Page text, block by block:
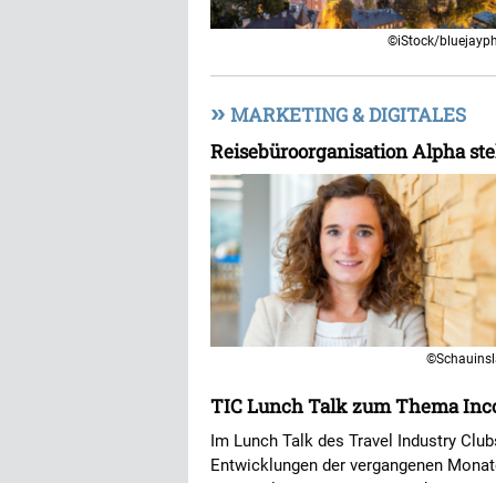
©iStock/
» MARKETING & DIGITALES
Reisebüroorganisation Alpha
TIC Lunch Talk zum Thema
Im Lunch Talk des Travel Industry
Entwicklungen der vergangenen